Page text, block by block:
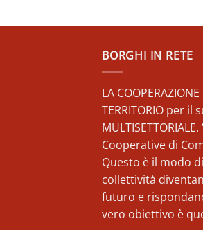
BORGHI IN RETE
LA
TERRITORIO per il
Cooperative di
Questo è il modo
collettività
futuro e
vero obiettivo è